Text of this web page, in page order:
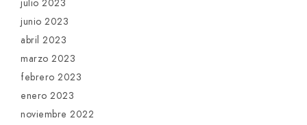
julio 2023
junio 2023
abril 2023
marzo 2023
febrero 2023
enero 2023
noviembre 2022